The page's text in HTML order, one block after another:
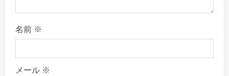
名前 ※
メール ※